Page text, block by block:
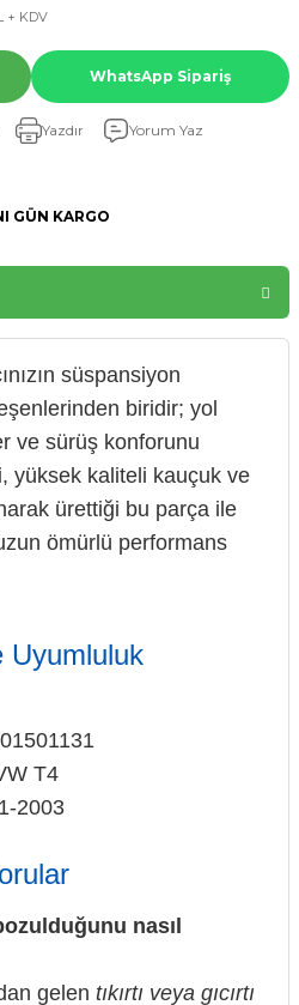
+ KDV
WhatsApp Sipariş
Yazdır Yorum Yaz
GÜN KARGO
süspansiyon
biridir; yol
ve sürüş konforunu
, yüksek kaliteli kauçuk ve
ürettiği bu parça ile
ömürlü performans
Uyumluluk
T4
2003
nasıl
gelen tıkırtı veya gıcırtı